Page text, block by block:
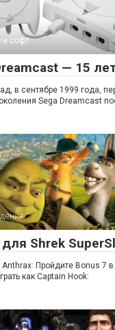
софт
— 15
в сентябре 1999 года,
Sega Dreamcast
Shrek
Anthrax: Пройдите Bonus 7
как Captain Hook: